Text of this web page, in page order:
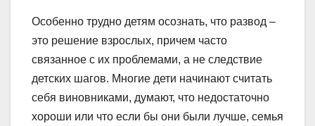
Особенно трудно детям осознать, что развод –
это решение взрослых, причем часто
связанное с их проблемами, а не следствие
детских шагов. Многие дети начинают считать
себя виновниками, думают, что недостаточно
хороши или что если бы они были лучше, семья